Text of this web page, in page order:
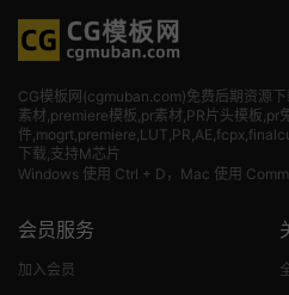
CG模板网(cgmuban.com)免费后期资源
素材 ,premiere模板,pr素材,PR片头模板,pr
件
下载,支持M芯片
Windows 使用 Ctrl + D，Mac 使用
会员服务
加入会员